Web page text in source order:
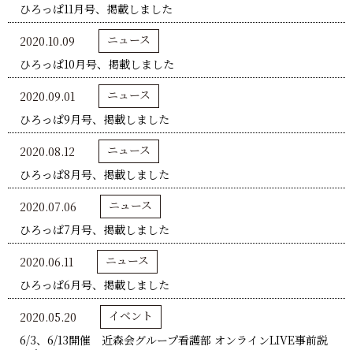
ひろっぱ11月号、掲載しました
2020.10.09
ニュース
ひろっぱ10月号、掲載しました
2020.09.01
ニュース
ひろっぱ9月号、掲載しました
2020.08.12
ニュース
ひろっぱ8月号、掲載しました
2020.07.06
ニュース
ひろっぱ7月号、掲載しました
2020.06.11
ニュース
ひろっぱ6月号、掲載しました
2020.05.20
イベント
6/3、6/13開催 近森会グループ看護部 オンラインLIVE事前説